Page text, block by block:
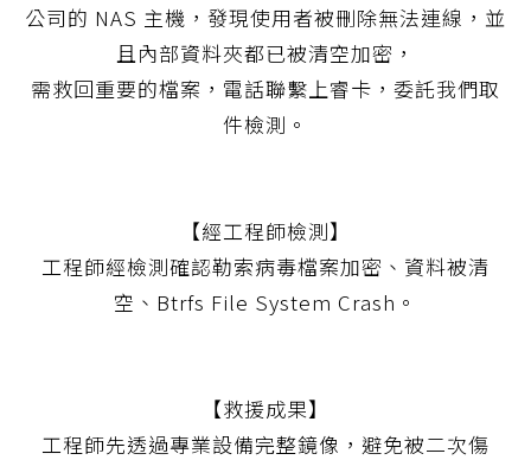
公司的 NAS 主機，發現使用者被刪除無法連線，並
且內部資料夾都已被清空加密，
需救回重要的檔案，電話聯繫上睿卡，委託我們取
件檢測。
【經工程師檢測】
工程師經檢測確認勒索病毒檔案加密、資料被清
空、Btrfs File System Crash。
【救援成果】
工程師先透過專業設備完整鏡像，避免被二次傷